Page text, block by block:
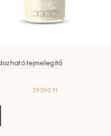
tejmelegítő
39590 Ft